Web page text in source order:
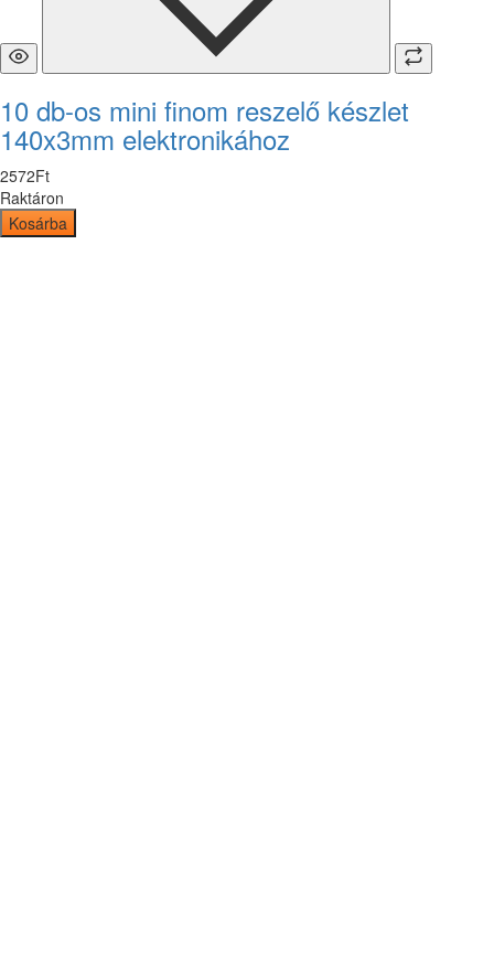
10 db-os mini finom reszelő készlet
140x3mm elektronikához
2572Ft
Raktáron
Kosárba